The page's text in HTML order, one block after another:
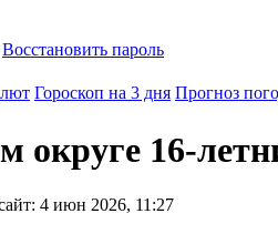
Восстановить пароль
Гороскоп на 3 дня Прогноз
округе 16-
4 июн 2026, 11:27